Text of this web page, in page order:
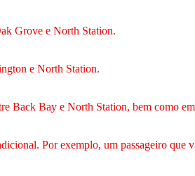
Grove e North Station.
e North Station.
Back Bay e North Station, bem como
Por exemplo, um passageiro